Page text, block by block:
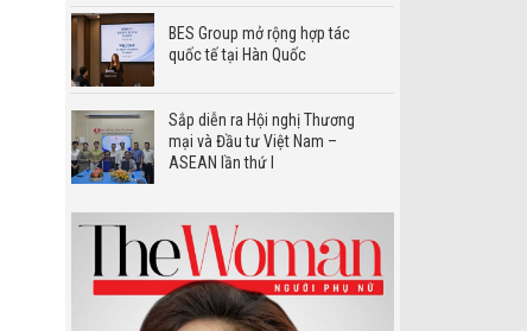
BES Group mở rộng hợp tác
quốc tế tại Hàn Quốc
Sắp diễn ra Hội nghị Thương
mại và Đầu tư Việt Nam –
ASEAN lần thứ I